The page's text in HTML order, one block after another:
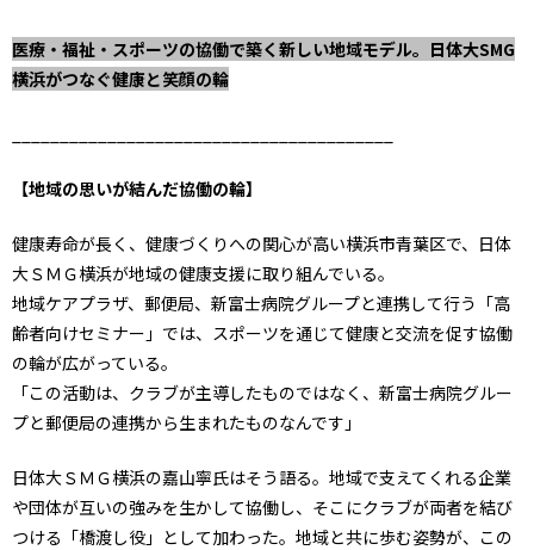
医療・福祉・スポーツの協働で築く新しい地域モデル。日体大SMG
横浜がつなぐ健康と笑顔の輪
【地域の思いが結んだ協働の輪】
健康寿命が長く、健康づくりへの関心が高い横浜市青葉区で、日体
大ＳＭＧ横浜が地域の健康支援に取り組んでいる。
地域ケアプラザ、郵便局、新富士病院グループと連携して行う「高
齢者向けセミナー」では、スポーツを通じて健康と交流を促す協働
の輪が広がっている。
「この活動は、クラブが主導したものではなく、新富士病院グルー
プと郵便局の連携から生まれたものなんです」
日体大ＳＭＧ横浜の嘉山寧氏はそう語る。地域で支えてくれる企業
や団体が互いの強みを生かして協働し、そこにクラブが両者を結び
つける「橋渡し役」として加わった。地域と共に歩む姿勢が、この